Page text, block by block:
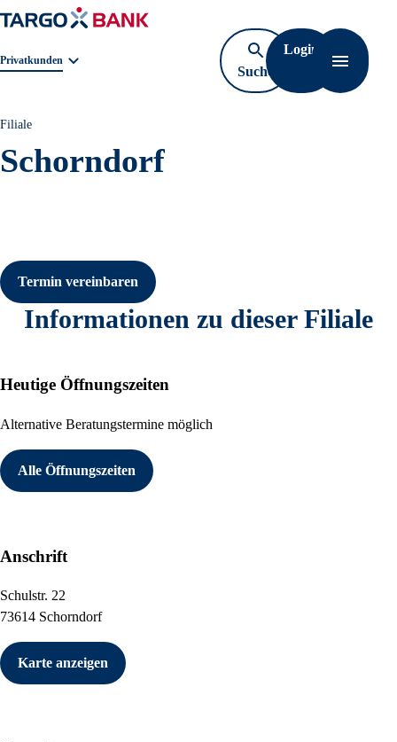
Geschäftsbereichnavigation. Aktuelle Auswahl:
Privatkunden
Suche
öffnen
Login
Filiale
Schorndorf
Termin vereinbaren
Informationen zu dieser Filiale
Heutige Öffnungszeiten
Alternative Beratungstermine möglich
Alle Öffnungszeiten
Anschrift
Schulstr. 22
73614 Schorndorf
Karte anzeigen